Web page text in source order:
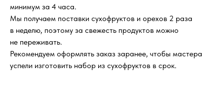
минимум за 4 часа.
Мы получаем поставки сухофруктов и орехов 2 раза
в неделю, поэтому за свежесть продуктов можно
не переживать.
Рекомендуем оформлять заказ заранее, чтобы мастера
успели изготовить набор из сухофруктов в срок.